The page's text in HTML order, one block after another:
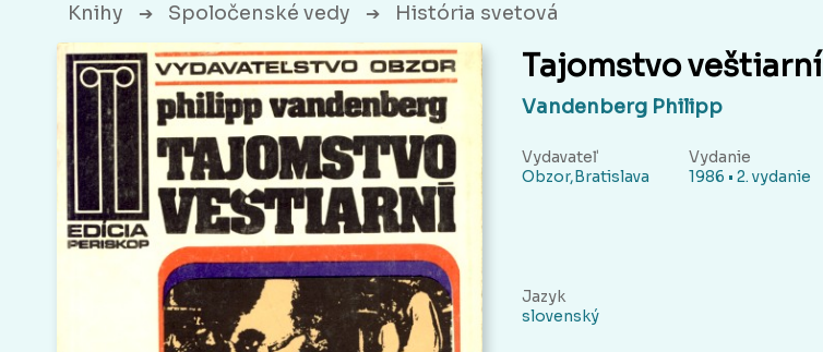
Knihy ➔ Spoločenské vedy ➔ História svetová
Tajomstvo veštiarní
Vandenberg Philipp
Vydavateľ
Obzor,Bratislava
Vydanie
1986 • 2. vydanie
Jazyk
slovenský